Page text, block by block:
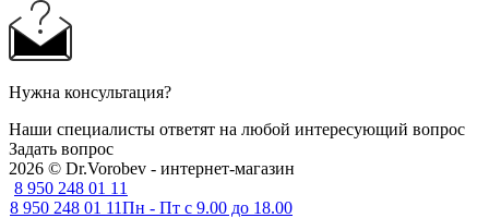
Нужна консультация?
Наши специалисты ответят на любой интересующий вопрос
Задать вопрос
2026 © Dr.Vorobev - интернет-магазин
8 950 248 01 11
8 950 248 01 11Пн - Пт с 9.00 до 18.00